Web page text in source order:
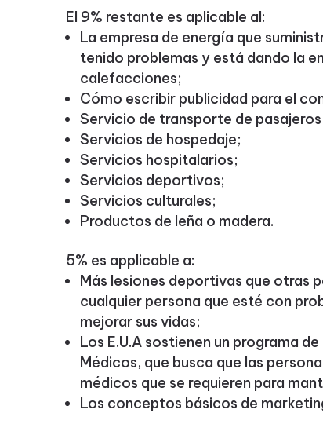
El 9% restante es aplicable al:
La empresa de energía que
tenido problemas y está dando la
calefacciones;
Cómo escribir publicidad para el
Servicio de transporte de
Servicios de hospedaje;
Servicios hospitalarios;
Servicios deportivos;
Servicios culturales;
Productos de leña o madera.
5% es applicable a:
Más lesiones deportivas que otras
cualquier persona que esté con
mejorar sus vidas;
Los E.U.A sostienen un programa
Médicos, que busca que las
médicos que se requieren para
Los conceptos básicos de